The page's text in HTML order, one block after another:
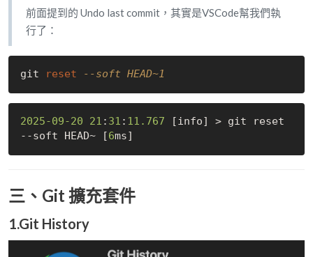
前面提到的 Undo last commit，其實是VSCode幫我們執
行了：
git reset --soft HEAD~1
2025-09-20 21 : 31 : 11.767 [info] > git reset
--soft HEAD~ [6
三、Git 擴充套件
1.Git History